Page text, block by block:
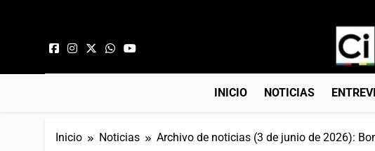
Web
INICIO NOTICIAS
Inicio Noticias Archivo de noticias (3 de junio de 2026):